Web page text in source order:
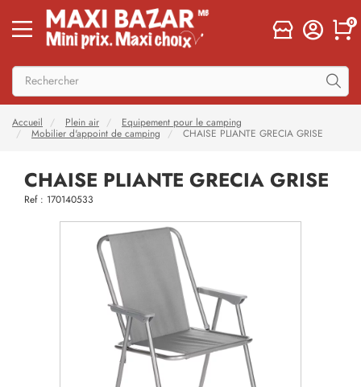
0
Accueil Plein air
Equipement pour le camping
Mobilier d'appoint de camping
CHAISE PLIANTE GRECIA GRISE
CHAISE PLIANTE GRECIA GRISE
Ref : 170140533